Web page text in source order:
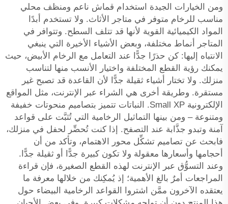
ومن الخيارات الجيدة استخدام قماش ناعم ومنظف محلي
مناسب للرخام متوفر في متاجر الأثاث. ولا تستخدم أبدًا
المواد الكيميائية القوية لأنها قد تتلف السطح. وتتوافر في
المتاجر أنماط مختلفة، وبعض الأشياء الأخيرة التي ينبغي
الانتباه إليها: كن حذرًا جدًّا عند التعامل مع الرخام الأبيض، حيث
يمكنك رؤية القطع المختلفة واختيار الأنسب منها لتناسب
منزلك. ولا تختار أشياء ثقيلة جدًّا لأن القاعدة قد تصبح غير
مستقرة. وطريقة أخرى هي الشراء عبر الإنترنت، مثل المواقع
الإلكترونية Small XP.
النباتات تتميز بتصاميم منحوتات خفيفة
ومتنوعة – ومن بينها التماثيل الرخامية التي تُثبَّت على قواعد
آمنة وتبدو جذَّابة عند التصفح. إذا كنت تُحضِّر لحفل في منزلك،
فابحث عن تصاميم تشكِّل محور الاهتمام، وتأكد من أن
أحجامها وأسعارها معقولة ولا تكون كبيرة جدًّا أو ثقيلة جدًّا.
وعند التسوُّق عبر الإنترنت لهذه القطع الصغيرة، فإن قراءة
المراجعات أمرٌ بالغ الأهمية؛ إذ يُمكِنك من خلالها معرفة ما
يعتقده الآخرون ممَّن اشتروا القواعد الرخامية البيضاء حول